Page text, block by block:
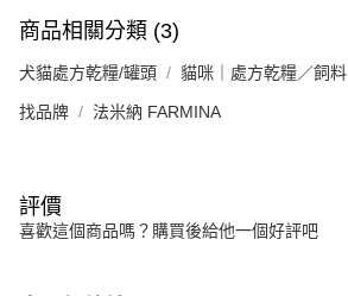
商品相關分類 (3)
犬貓處方乾糧/罐頭 貓咪｜處方乾糧／飼料
找品牌 法米納 FARMINA
評價
喜歡這個商品嗎？購買後給他一個好評吧